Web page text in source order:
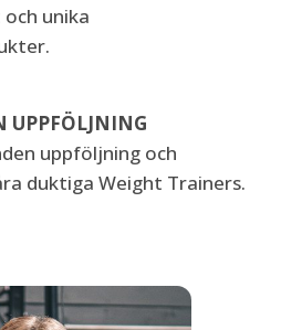
unika
UPPFÖLJNING
uppföljning och
duktiga Weight Trainers.